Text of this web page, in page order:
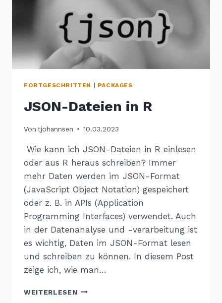
FORTGESCHRITTEN PACKAGES
JSON-Dateien in R
Von tjohannsen 10.03.2023
Wie kann ich JSON-Dateien in R einlesen
oder aus R heraus schreiben? Immer
mehr Daten werden im JSON-Format
(JavaScript Object Notation) gespeichert
oder z. B. in APIs (Application
Programming Interfaces) verwendet. Auch
in der Datenanalyse und -verarbeitung ist
es wichtig, Daten im JSON-Format lesen
und schreiben zu können. In diesem Post
zeige ich, wie man…
WEITERLESENJSON-